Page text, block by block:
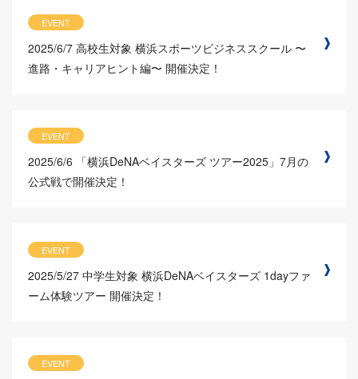
EVENT
2025/6/7 高校生対象 横浜スポーツビジネススクール 〜
進路・キャリアヒント編〜 開催決定！
EVENT
2025/6/6
「横浜DeNAベイスターズ ツアー2025」7月の
公式戦で開催決定！
EVENT
2025/5/27 中学生対象 横浜DeNAベイスターズ 1dayファ
ーム体験ツアー 開催決定！
EVENT